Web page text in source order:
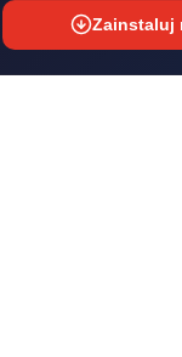
Zainstaluj